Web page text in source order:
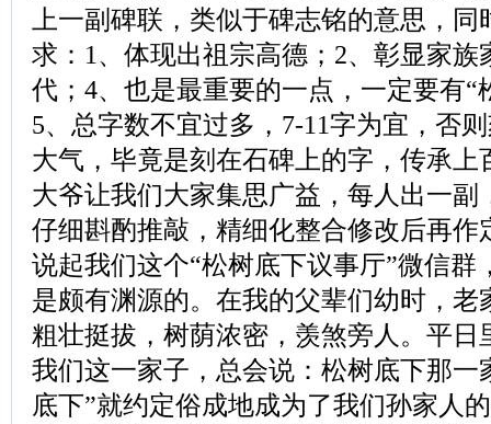
上一副碑联，类似于碑志铭的意思，
求：1、体现出祖宗高德；2、彰显家族
代；4、也是最重要的一点，一定要有“
5、总字数不宜过多，7-11字为宜，否
大气，毕竟是刻在石碑上的字，传承上
大爷让我们大家集思广益，每人出一副
仔细斟酌推敲，精细化整合修改后再作
说起我们这个“松树底下议事厅”微信群
是颇有渊源的。在我的父辈们幼时，老
粗壮挺拔，树荫浓密，羡煞旁人。平日
我们这一家子，总会说：松树底下那一
底下”就约定俗成地成为了我们孙家人